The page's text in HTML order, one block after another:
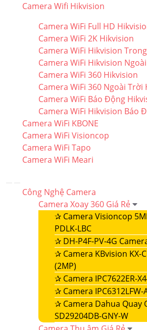
Camera Wifi Hikvision
Camera WiFi Full HD
Camera WiFi 2K Hikvision
Camera WiFi Hikvision
Camera WiFi Hikvision
Camera WiFi 360 Hikvision
Camera WiFi 360 Ngoài Trời
Camera WiFi Báo Động
Camera WiFi Hikvision Báo
Camera WiFi KBONE
Camera WiFi Visioncop
Camera WiFi Tapo
Camera WiFi Meari
Công Nghệ Camera
Camera Xoay 360 Giá Rẻ
✰ Camera Visioncop
PDLK-LBC
✰ DH-P4F-PV-4G
✰ Camera KBvision KX-
(2MP)
✰ Camera IPC7622ER-
✰ Camera
✰ Camera Dahua Quay
SD29204DB-GNY-W